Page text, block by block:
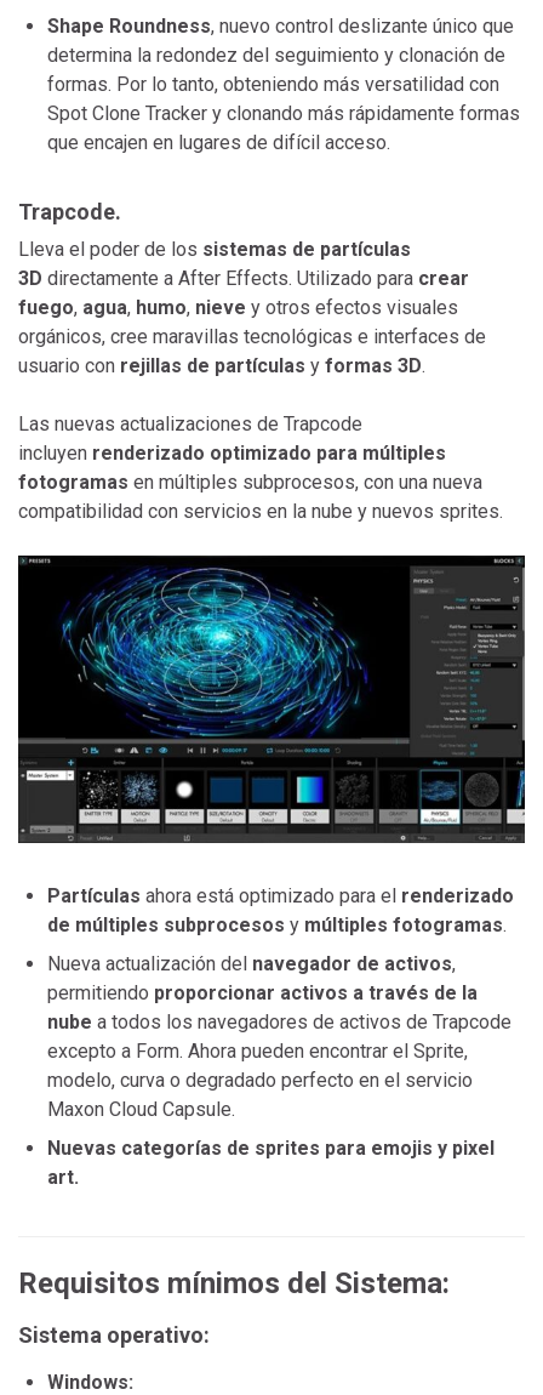
Shape Roundness, nuevo control deslizante único que
determina la redondez del seguimiento y clonación de
formas. Por lo tanto, obteniendo más versatilidad con
Spot Clone Tracker y clonando más rápidamente formas
que encajen en lugares de difícil acceso.
Trapcode.
Lleva el poder de los sistemas de partículas
3D directamente a After Effects. Utilizado para crear
fuego, agua, humo, nieve y otros efectos visuales
orgánicos, cree maravillas tecnológicas e interfaces de
usuario con rejillas de partículas y formas 3D.
Las nuevas actualizaciones de Trapcode
incluyen renderizado optimizado para múltiples
fotogramas en múltiples subprocesos, con una nueva
compatibilidad con servicios en la nube y nuevos sprites.
Partículas ahora está optimizado para el renderizado
de múltiples subprocesos y múltiples fotogramas.
Nueva actualización del navegador de activos,
permitiendo proporcionar activos a través de la
nube a todos los navegadores de activos de Trapcode
excepto a Form. Ahora pueden encontrar el Sprite,
modelo, curva o degradado perfecto en el servicio
Maxon Cloud Capsule.
Nuevas categorías de sprites para emojis y pixel
art.
Requisitos mínimos del Sistema:
Sistema operativo:
Windows: